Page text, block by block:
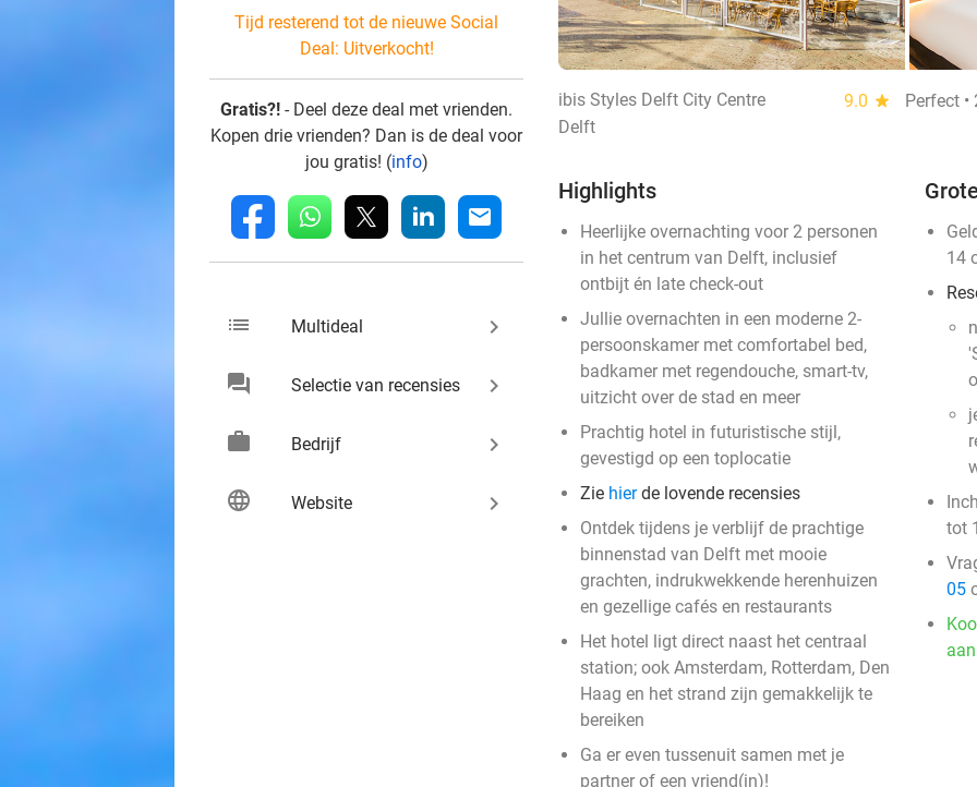
Tijd resterend tot de nieuwe Social
Deal: Uitverkocht!
Gratis?! - Deel deze deal met vrienden.
Kopen drie vrienden? Dan is de deal voor
jou gratis! (info)
fb whatsapp linkedin mail
list Multideal keyboard_arrow_right
chat Selectie van recensies keyboard_arrow_right
work Bedrijf keyboard_arrow_right
language Website keyboard_arrow_right
ibis Styles Delft City Centre 9.0 star
Perfect
Delft
Highlights
Heerlijke overnachting voor 2 personen
in het centrum van Delft, inclusief
ontbijt én late check-out
Jullie overnachten in een moderne 2-
persoonskamer met comfortabel bed,
badkamer met regendouche, smart-tv,
uitzicht over de stad en meer
Prachtig hotel in futuristische stijl,
gevestigd op een toplocatie
Zie hierde lovende recensies
Ontdek tijdens je verblijf de prachtige
binnenstad van Delft met mooie
grachten, indrukwekkende herenhuizen
en gezellige cafés en restaurants
Het hotel ligt direct naast het centraal
station; ook Amsterdam, Rotterdam, Den
Haag en het strand zijn gemakkelijk te
bereiken
Ga er even tussenuit samen met je
partner of een vriend(in)!
14
tot
05